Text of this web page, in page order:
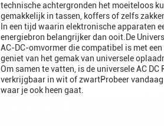
technische achtergronden het moeiteloos
gemakkelijk in tassen, koffers of zelfs
In een tijd waarin elektronische apparaten
energiebron belangrijker dan ooit.De
AC-DC-omvormer die compatibel is met
geniet van het gemak van universele
Om samen te vatten, is de universele AC
verkrijgbaar in wit of zwartProbeer
waar je ook heen gaat.